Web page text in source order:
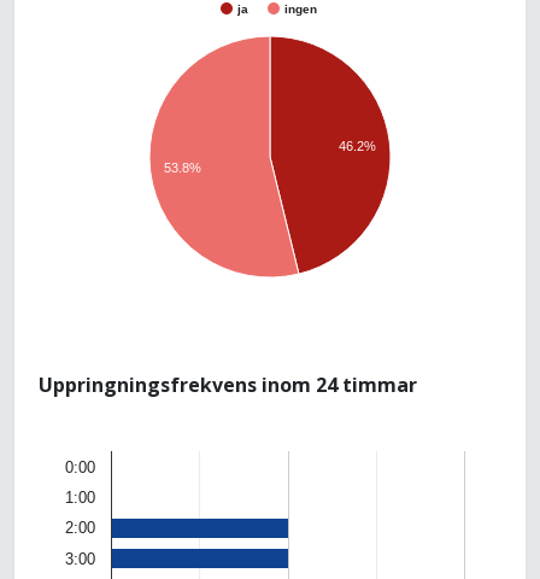
ja ingen
46.2%
53.8%
Uppringningsfrekvens inom 24 timmar
0:00
1:00
2:00
3:00